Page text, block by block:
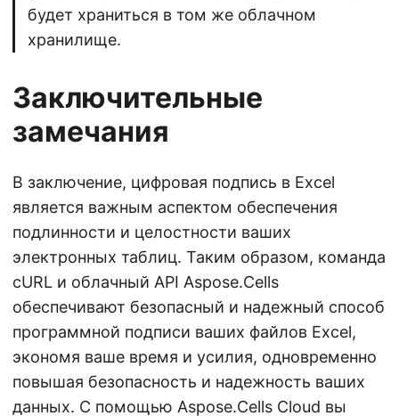
будет храниться в том же облачном
хранилище.
Заключительные
замечания
В заключение, цифровая подпись в Excel
является важным аспектом обеспечения
подлинности и целостности ваших
электронных таблиц. Таким образом, команда
cURL и облачный API Aspose.Cells
обеспечивают безопасный и надежный способ
программной подписи ваших файлов Excel,
экономя ваше время и усилия, одновременно
повышая безопасность и надежность ваших
данных. С помощью Aspose.Cells Cloud вы